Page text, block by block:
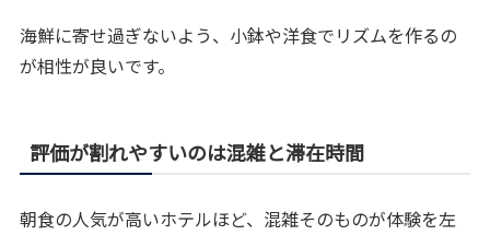
海鮮に寄せ過ぎないよう、小鉢や洋食でリズムを作るの
が相性が良いです。
評価が割れやすいのは混雑と滞在時間
朝食の人気が高いホテルほど、混雑そのものが体験を左